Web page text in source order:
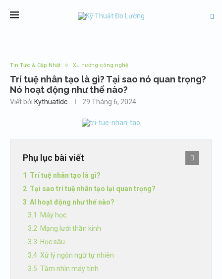
Tin Tức & Cập Nhật Xu hướng công nghệ
Trí tuệ nhân tạo là gì? Tại sao nó quan trọng?
Nó hoạt động như thế nào?
Viết bởi Kythuatldc 29 Tháng 6, 2024
Phụ lục bài viết
Trí tuệ nhân tạo là gì?
Tại sao trí tuệ nhân tạo lại quan trọng?
AI hoạt động như thế nào?
Máy học
Mạng lưới thần kinh
Học sâu
Xử lý ngôn ngữ tự nhiên
Tầm nhìn máy tính